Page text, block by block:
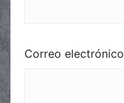
Correo electrónico